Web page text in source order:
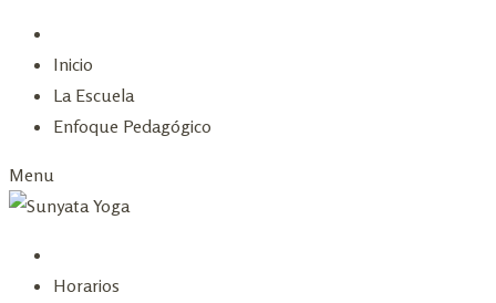
Skip
content
Inicio
La Escuela
Enfoque Pedagógico
Menu
Horarios